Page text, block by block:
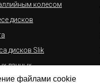
файлами cookie
колесом
дисков
дисков Slik
данных
диски Slik в рассрочку